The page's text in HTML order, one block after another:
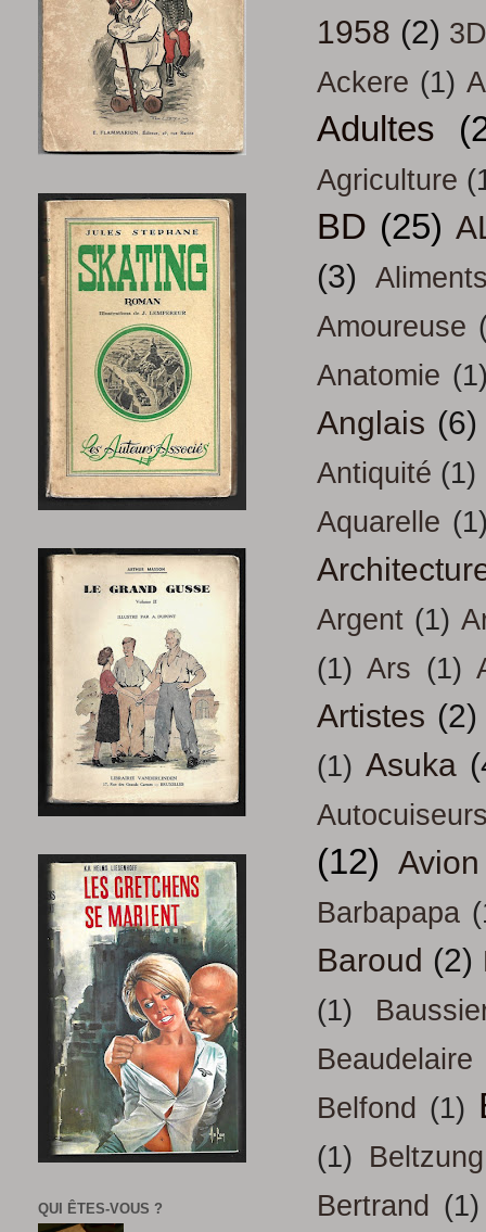
1958 (2)
Ackere (1)
Adultes
Agriculture
BD (25)
(3)
Amoureuse
Anatomie
Anglais (6)
Antiquité (1)
Aquarelle
Argent (1)
(1) Ars (1)
Artistes (2)
(1) Asuka
(12) Avion
Barbapapa
Baroud (2)
(1)
Beaudelaire
Belfond (1)
(1) Beltzung
Bertrand (1)
QUI ÊTES-VOUS ?